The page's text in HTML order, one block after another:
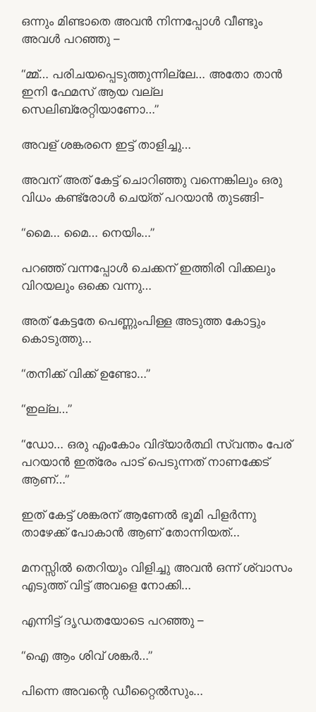
ഒന്നും മിണ്ടാതെ അവൻ നിന്നപ്പോൾ വീണ്ടും
അവൾ പറഞ്ഞു –
“മ്മ്… പരിചയപ്പെടുത്തുന്നില്ലേ… അതോ താൻ
ഇനി ഫേമസ് ആയ വല്ല
സെലിബ്രേറ്റിയാണോ…”
അവള് ശങ്കരനെ ഇട്ട് താളിച്ചു…
അവന് അത് കേട്ട് ചൊറിഞ്ഞു വന്നെങ്കിലും ഒരു
വിധം കണ്ട്രോൾ ചെയ്ത് പറയാൻ തുടങ്ങി-
“മൈ… മൈ… നെയിം…”
പറഞ്ഞ് വന്നപ്പോൾ ചെക്കന് ഇത്തിരി വിക്കലും
വിറയലും ഒക്കെ വന്നു…
അത് കേട്ടതേ പെണ്ണുംപിള്ള അടുത്ത കോട്ടും
കൊടുത്തു…
“തനിക്ക് വിക്ക് ഉണ്ടോ…”
“ഇല്ല…”
“ഡോ… ഒരു എംകോം വിദ്യാർത്ഥി സ്വന്തം പേര്
പറയാൻ ഇത്രേം പാട് പെടുന്നത് നാണക്കേട്
ആണ്…”
ഇത്‌ കേട്ട് ശങ്കരന് ആണേൽ ഭൂമി പിളർന്നു
താഴേക്ക് പോകാൻ ആണ് തോന്നിയത്…
മനസ്സിൽ തെറിയും വിളിച്ചു അവൻ ഒന്ന് ശ്വാസം
എടുത്ത് വിട്ട് അവളെ നോക്കി…
എന്നിട്ട് ദൃഡതയോടെ പറഞ്ഞു –
“ഐ ആം ശിവ് ശങ്കർ…”
പിന്നെ അവന്റെ ഡീറ്റൈൽസും…